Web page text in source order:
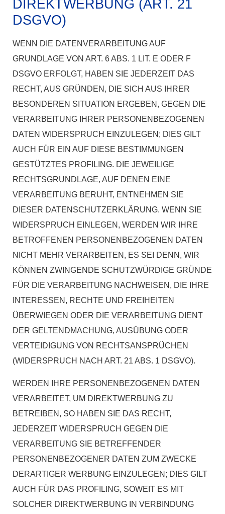
DIREKTWERBUNG (ART. 21
DSGVO)
WENN DIE DATENVERARBEITUNG AUF
GRUNDLAGE VON ART. 6 ABS. 1 LIT. E ODER F
DSGVO ERFOLGT, HABEN SIE JEDERZEIT DAS
RECHT, AUS GRÜNDEN, DIE SICH AUS IHRER
BESONDEREN SITUATION ERGEBEN, GEGEN DIE
VERARBEITUNG IHRER PERSONENBEZOGENEN
DATEN WIDERSPRUCH EINZULEGEN; DIES GILT
AUCH FÜR EIN AUF DIESE BESTIMMUNGEN
GESTÜTZTES PROFILING. DIE JEWEILIGE
RECHTSGRUNDLAGE, AUF DENEN EINE
VERARBEITUNG BERUHT, ENTNEHMEN SIE
DIESER DATENSCHUTZERKLÄRUNG. WENN SIE
WIDERSPRUCH EINLEGEN, WERDEN WIR IHRE
BETROFFENEN PERSONENBEZOGENEN DATEN
NICHT MEHR VERARBEITEN, ES SEI DENN, WIR
KÖNNEN ZWINGENDE SCHUTZWÜRDIGE GRÜNDE
FÜR DIE VERARBEITUNG NACHWEISEN, DIE IHRE
INTERESSEN, RECHTE UND FREIHEITEN
ÜBERWIEGEN ODER DIE VERARBEITUNG DIENT
DER GELTENDMACHUNG, AUSÜBUNG ODER
VERTEIDIGUNG VON RECHTSANSPRÜCHEN
(WIDERSPRUCH NACH ART. 21 ABS. 1 DSGVO).
WERDEN IHRE PERSONENBEZOGENEN DATEN
VERARBEITET, UM DIREKTWERBUNG ZU
BETREIBEN, SO HABEN SIE DAS RECHT,
JEDERZEIT WIDERSPRUCH GEGEN DIE
VERARBEITUNG SIE BETREFFENDER
PERSONENBEZOGENER DATEN ZUM ZWECKE
DERARTIGER WERBUNG EINZULEGEN; DIES GILT
AUCH FÜR DAS PROFILING, SOWEIT ES MIT
SOLCHER DIREKTWERBUNG IN VERBINDUNG